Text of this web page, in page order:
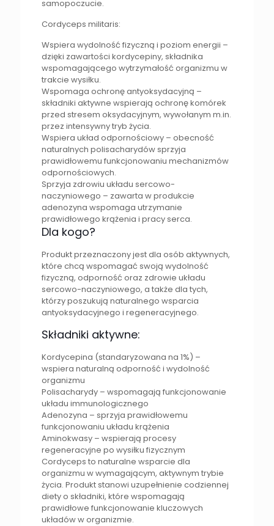
samopoczucie.
Cordyceps militaris:
Wspiera wydolność fizyczną i poziom energii –
dzięki zawartości kordycepiny, składnika
wspomagającego wytrzymałość organizmu w
trakcie wysiłku.
Wspomaga ochronę antyoksydacyjną –
składniki aktywne wspierają ochronę komórek
przed stresem oksydacyjnym, wywołanym m.in.
przez intensywny tryb życia.
Wspiera układ odpornościowy – obecność
naturalnych polisacharydów sprzyja
prawidłowemu funkcjonowaniu mechanizmów
odpornościowych.
Sprzyja zdrowiu układu sercowo-
naczyniowego – zawarta w produkcie
adenozyna wspomaga utrzymanie
prawidłowego krążenia i pracy serca.
Dla kogo?
Produkt przeznaczony jest dla osób aktywnych,
które chcą wspomagać swoją wydolność
fizyczną, odporność oraz zdrowie układu
sercowo-naczyniowego, a także dla tych,
którzy poszukują naturalnego wsparcia
antyoksydacyjnego i regeneracyjnego.
Składniki aktywne:
Kordycepina (standaryzowana na 1%) –
wspiera naturalną odporność i wydolność
organizmu
Polisacharydy – wspomagają funkcjonowanie
układu immunologicznego
Adenozyna – sprzyja prawidłowemu
funkcjonowaniu układu krążenia
Aminokwasy – wspierają procesy
regeneracyjne po wysiłku fizycznym
Cordyceps to naturalne wsparcie dla
organizmu w wymagającym, aktywnym trybie
życia. Produkt stanowi uzupełnienie codziennej
diety o składniki, które wspomagają
prawidłowe funkcjonowanie kluczowych
układów w organizmie.